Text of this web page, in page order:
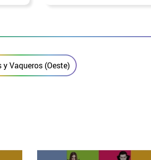
Vaqueros (Oeste)